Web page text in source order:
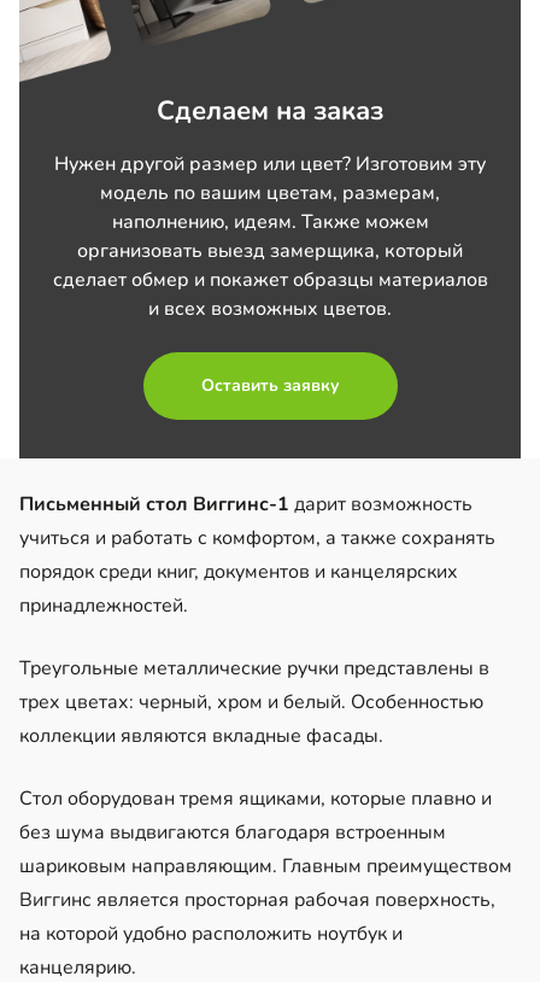
Сделаем на заказ
Нужен другой размер или цвет? Изготовим эту
модель по вашим цветам, размерам,
наполнению, идеям. Также можем
организовать выезд замерщика, который
сделает обмер и покажет образцы материалов
и всех возможных цветов.
Оставить заявку
Письменный стол Виггинс-1 дарит возможность
учиться и работать с комфортом, а также сохранять
порядок среди книг, документов и канцелярских
принадлежностей.
Треугольные металлические ручки представлены в
трех цветах: черный, хром и белый. Особенностью
коллекции являются вкладные фасады.
Стол оборудован тремя ящиками, которые плавно и
без шума выдвигаются благодаря встроенным
шариковым направляющим. Главным преимуществом
Виггинс является просторная рабочая поверхность,
на которой удобно расположить ноутбук и
канцелярию.